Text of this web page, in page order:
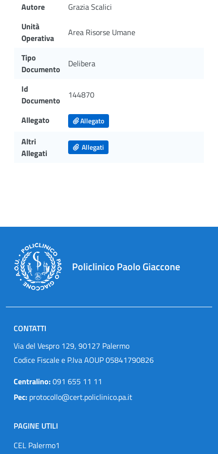
Autore
Grazia Scalici
Unità
Operativa
Area Risorse Umane
Tipo
Documento
Delibera
Id
Documento
144870
Allegato Allegato
Altri
Allegati
Allegati
Policlinico Paolo Giaccone
CONTATTI
Via del Vespro 129, 90127 Palermo
Codice Fiscale e P.Iva AOUP 05841790826
Centralino:091 655 11 11
Pec: protocollo@cert.policlinico.pa.it
PAGINE UTILI
CEL Palermo1